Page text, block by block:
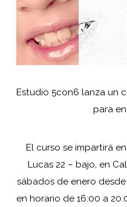
Estudio 5con6 lanza un
para
El curso se impartirá
Lucas 22 – bajo, en
sábados de enero
en horario de 16:00 a